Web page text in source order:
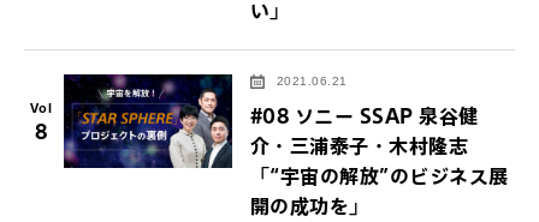
い」
Vol
8
2021.06.21
#08 ソニー SSAP 泉谷健
介・三浦泰子・木村隆志
「“宇宙の解放”のビジネス展
開の成功を」